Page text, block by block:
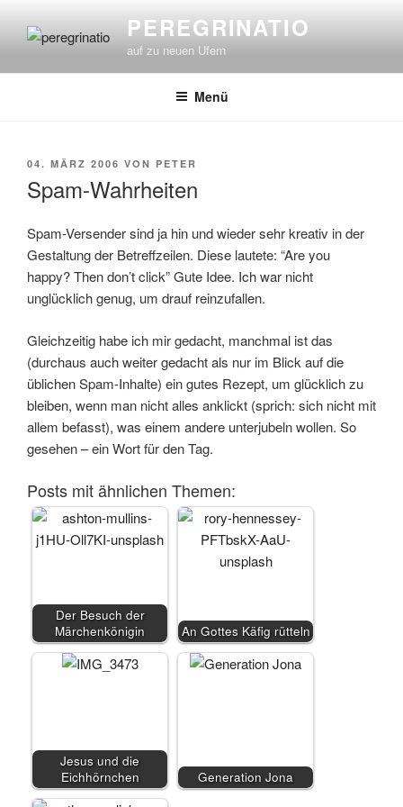
Inhalt
PEREGRINATIO
auf zu neuen Ufern
Menü
VERÖFFENTLICHT
04. MÄRZ 2006 VON PETER
Spam-Wahrheiten
Spam-Versender sind ja hin und wieder sehr kreativ in der
Gestaltung der Betreffzeilen. Diese lautete: “Are you
happy? Then don’t click” Gute Idee. Ich war nicht
unglücklich genug, um drauf reinzufallen.
Gleichzeitig habe ich mir gedacht, manchmal ist das
(durchaus auch weiter gedacht als nur im Blick auf die
üblichen Spam-Inhalte) ein gutes Rezept, um glücklich zu
bleiben, wenn man nicht alles anklickt (sprich: sich nicht mit
allem befasst), was einem andere unterjubeln wollen. So
gesehen – ein Wort für den Tag.
Posts mit ähnlichen Themen:
Der Besuch der
Märchenkönigin
An Gottes Käfig rütteln
Jesus und die
Eichhörnchen
Generation Jona